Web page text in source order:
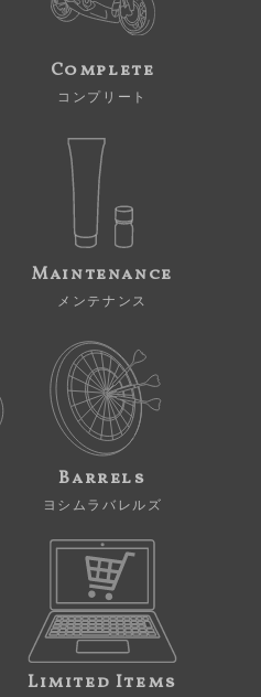
Complete
コンプリート
Maintenance
メンテナンス
Barrels
ヨシムラバレルズ
Limited Items